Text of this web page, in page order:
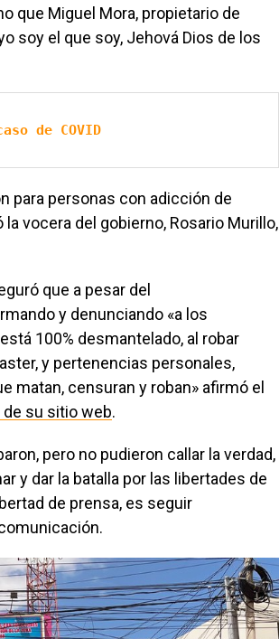
que Miguel Mora, propietario de
soy el que soy, Jehová Dios de los
de COVID
para personas con adicción de
vocera del gobierno, Rosario Murillo,
que a pesar del
y denunciando «a los
100% desmantelado, al robar
y pertenencias personales,
matan, censuran y roban» afirmó el
de su sitio web.
pero no pudieron callar la verdad,
y dar la batalla por las libertades de
de prensa, es seguir